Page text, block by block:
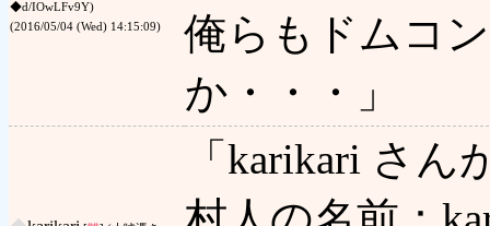
◆d/IOwLFv9Y)
(2016/05/04 (Wed) 14:15:09)
俺らもドムコ
か・・・」
「karikari さ